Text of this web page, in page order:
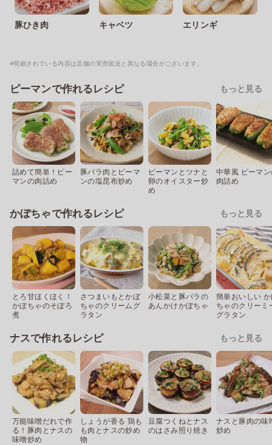
豚ひき肉 キャベツ エリンギ
※明細されている内容は店舗の実売状況と異なる場合がございます。
ピーマンで作れるレシピ もっと見る
詰めて簡単！ピー
マンの肉詰め
豚バラ肉とピーマ
ンの塩昆布炒め
ピーマンとツナと
卵のオイスター炒
め
中華風 ピーマ
肉詰め
かぼちゃで作れるレシピ もっと見る
とろ甘ほくほく！
かぼちゃのそぼろ
煮
さつまいもとかぼ
ちゃのクリームグ
ラタン
小松菜と豚バラの
あんかけかぼちゃ
簡単おいしい
ちゃのクリーミ
グラタン
ナスで作れるレシピ もっと見る
万能味噌だれで作
る！豚肉とナスの
味噌炒め
しょうが香る 鶏も
も肉とナスの炒め
物
豆腐つくねとナス
のはさみ照り焼き
ナスと豚肉の味
炒め